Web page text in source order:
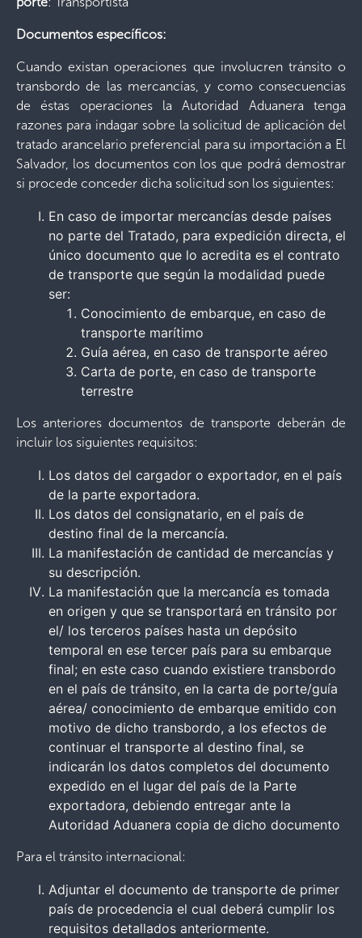
Documentos específicos:
Cuando existan operaciones que involucren tránsito o
transbordo de las mercancías, y como consecuencias
de éstas operaciones la Autoridad Aduanera tenga
razones para indagar sobre la solicitud de aplicación del
tratado arancelario preferencial para su importación a El
Salvador, los documentos con los que podrá demostrar
si procede conceder dicha solicitud son los siguientes:
En caso de importar mercancías desde países
no parte del Tratado, para expedición directa, el
único documento que lo acredita es el contrato
de transporte que según la modalidad puede
ser:
Conocimiento de embarque, en caso de
transporte marítimo
Guía aérea, en caso de transporte aéreo
Carta de porte, en caso de transporte
terrestre
Los anteriores documentos de transporte deberán de
incluir los siguientes requisitos:
Los datos del cargador o exportador, en el país
de la parte exportadora.
Los datos del consignatario, en el país de
destino final de la mercancía.
La manifestación de cantidad de mercancías y
su descripción.
La manifestación que la mercancía es tomada
en origen y que se transportará en tránsito por
el/ los terceros países hasta un depósito
temporal en ese tercer país para su embarque
final; en este caso cuando existiere transbordo
en el país de tránsito, en la carta de porte/guía
aérea/ conocimiento de embarque emitido con
motivo de dicho transbordo, a los efectos de
continuar el transporte al destino final, se
indicarán los datos completos del documento
expedido en el lugar del país de la Parte
exportadora, debiendo entregar ante la
Autoridad Aduanera copia de dicho documento
Para el tránsito internacional:
Adjuntar el documento de transporte de primer
país de procedencia el cual deberá cumplir los
requisitos detallados anteriormente.